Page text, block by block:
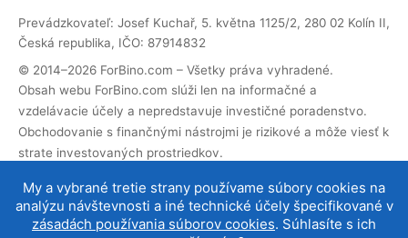
My a vybrané tretie strany používame súbory cookies na
analýzu návštevnosti a iné technické účely špecifikované v
zásadách používania súborov cookies. Súhlasíte s ich
Prevádzkovateľ: Josef Kuchař, 5. května 1125/2, 280 02 Kolín II,
Česká republika, IČO: 87914832
© 2014–2026 ForBino.com – Všetky práva vyhradené.
Obsah webu ForBino.com slúži len na informačné a
vzdelávacie účely a nepredstavuje investičné poradenstvo.
Obchodovanie s finančnými nástrojmi je rizikové a môže viesť k
strate investovaných prostriedkov.
vykonáte registráciu, dostaneme províziu, vďaka ktorej
môžeme web prevádzkovať a ďalej rozvíjať. Na cenu služby pre